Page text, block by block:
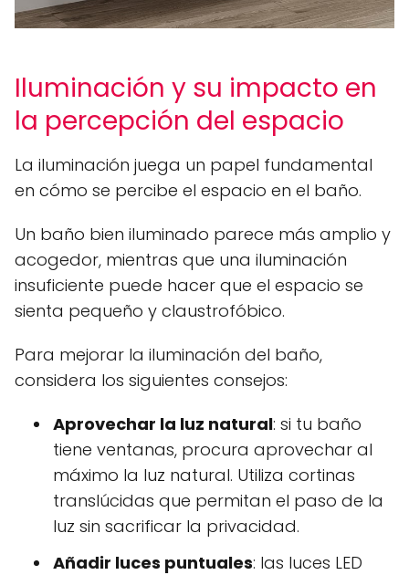
Iluminación y su impacto en
la percepción del espacio
La iluminación juega un papel fundamental
en cómo se percibe el espacio en el baño.
Un baño bien iluminado parece más amplio y
acogedor, mientras que una iluminación
insuficiente puede hacer que el espacio se
sienta pequeño y claustrofóbico.
Para mejorar la iluminación del baño,
considera los siguientes consejos:
Aprovechar la luz natural: si tu baño
tiene ventanas, procura aprovechar al
máximo la luz natural. Utiliza cortinas
translúcidas que permitan el paso de la
luz sin sacrificar la privacidad.
Añadir luces puntuales: las luces LED